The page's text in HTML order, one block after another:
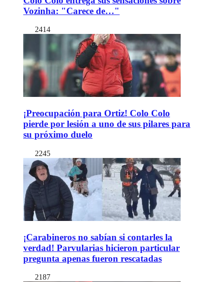
Vozinha: "Carece de…"
2414
¡Preocupación para Ortiz! Colo Colo
pierde por lesión a uno de sus pilares para
su próximo duelo
2245
¡Carabineros no sabían si contarles la
verdad! Parvularias hicieron particular
pregunta apenas fueron rescatadas
2187